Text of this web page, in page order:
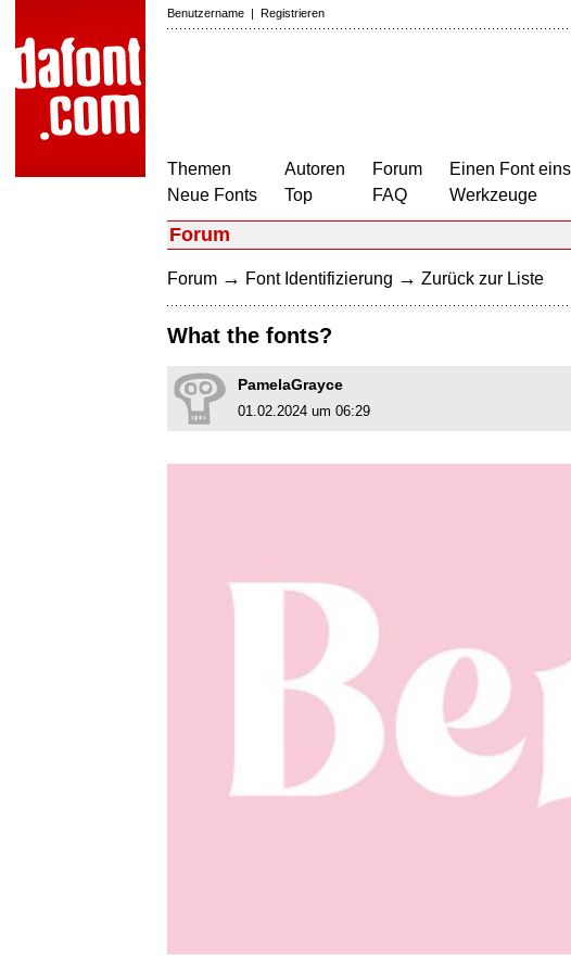
Benutzername | Registrieren
Themen
Neue Fonts
Autoren
Top
Forum
FAQ
Einen Font
Werkzeuge
Forum
Forum → Font Identifizierung → Zurück zur Liste
What the fonts?
PamelaGrayce
01.02.2024 um 06:29